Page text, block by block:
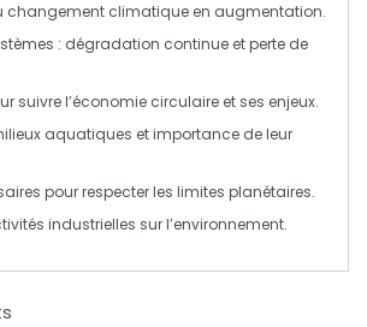
changement climatique en augmentation.
: dégradation continue et perte de
suivre l’économie circulaire et ses enjeux.
aquatiques et importance de leur
pour respecter les limites planétaires.
industrielles sur l’environnement.